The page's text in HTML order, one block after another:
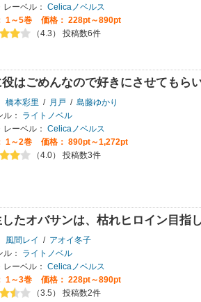
レーベル： Celicaノベルス
1～5巻
価格： 228pt～890pt
（4.3） 投稿数6件
はごめんなので好きにさせてもら
橋本彩里 / 月戸 / 島藤ゆかり
ル：
ライトノベル
レーベル： Celicaノベルス
1～2巻
価格： 890pt～1,272pt
（4.0） 投稿数3件
たオバサンは、枯れヒロイン目指
風間レイ / アオイ冬子
ル：
ライトノベル
レーベル： Celicaノベルス
1～3巻
価格： 228pt～890pt
（3.5） 投稿数2件